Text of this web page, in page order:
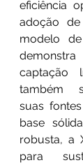
eficiência
adoção
modelo
captação
também
suas
base
robusta, a
para